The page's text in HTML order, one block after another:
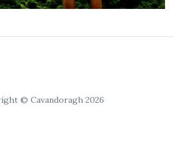
© Cavandoragh 2026